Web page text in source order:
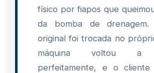
físico por fiapos que
da bomba de
original foi trocada no
máquina voltou a
perfeitamente, e o cliente